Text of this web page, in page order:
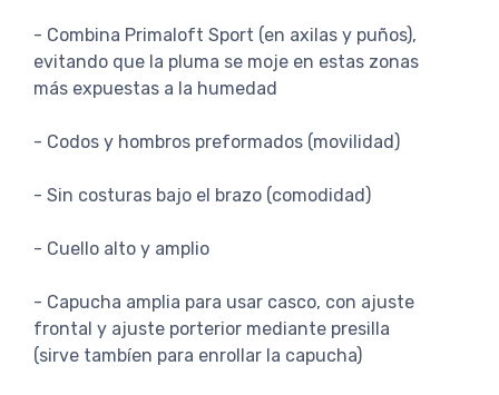
- Combina Primaloft Sport (en axilas y puños),
evitando que la pluma se moje en estas zonas
más expuestas a la humedad
- Codos y hombros preformados (movilidad)
- Sin costuras bajo el brazo (comodidad)
- Cuello alto y amplio
- Capucha amplia para usar casco, con ajuste
frontal y ajuste porterior mediante presilla
(sirve tambíen para enrollar la capucha)